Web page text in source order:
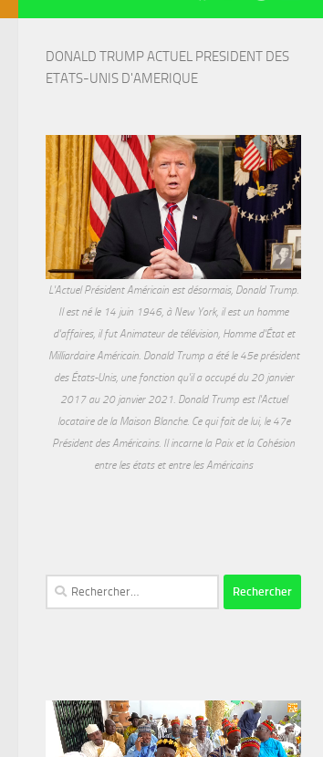
DONALD TRUMP ACTUEL PRESIDENT DES
ETATS-UNIS D'AMERIQUE
L'Actuel Président Américain est désormais, Donald Trump.
Il est né le 14 juin 1946, à New York, il est un homme
d'affaires, il fut Animateur de télévision, Homme d'État et
Milliardaire Américain. Donald Trump a été le 45e président
des États-Unis, une fonction qu'il a occupé du 20 janvier
2017 au 20 janvier 2021. Donald Trump est l'Actuel
locataire de la Maison Blanche. Ce qui fait de lui, le 47e
Président des Américains. Il incarne la Paix et la Cohésion
entre les états et entre les Américains
Rechercher :